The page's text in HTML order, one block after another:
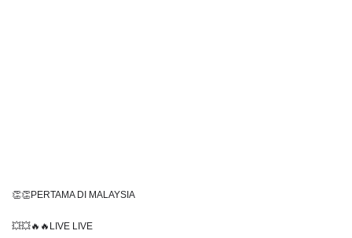
👏👏PERTAMA DI MALAYSIA
💥💥🔥🔥LIVE LIVE